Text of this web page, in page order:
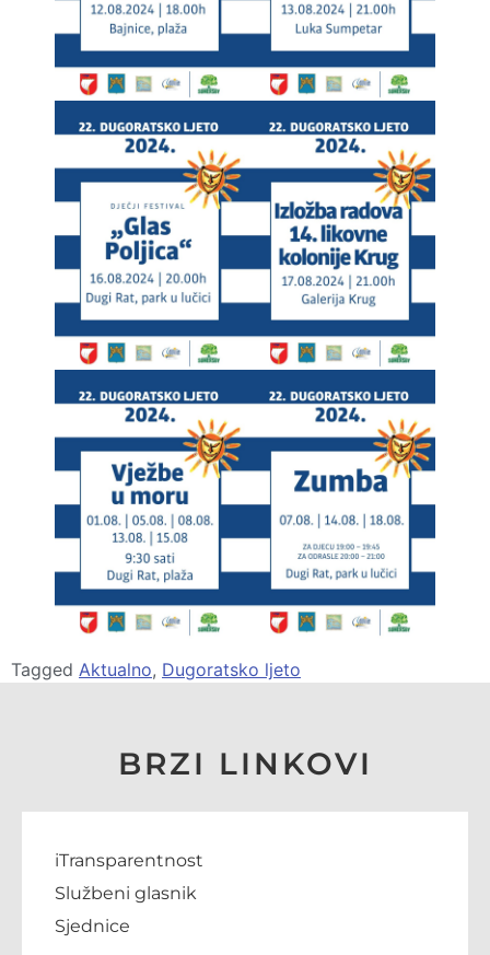
Tagged Aktualno, Dugoratsko ljeto
BRZI LINKOVI
iTransparentnost
Službeni glasnik
Sjednice